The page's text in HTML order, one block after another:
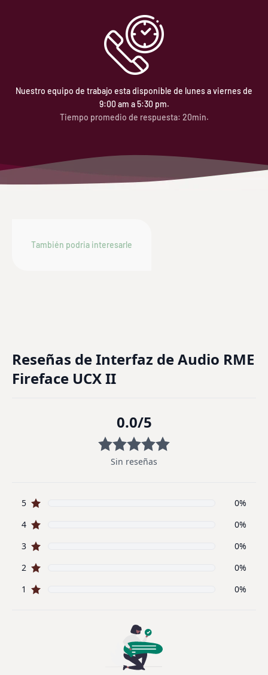
Nuestro equipo de trabajo esta disponible de lunes a viernes de
9:00 am a 5:30 pm.
Tiempo promedio de respuesta: 20min.